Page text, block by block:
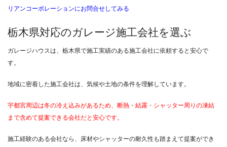
リアンコーポレーションにお問合せしてみる
栃木県対応のガレージ施工会社を選ぶ
ガレージハウスは、栃木県で施工実績のある施工会社に依頼すると安心で
す。
地域に密着した施工会社は、気候や土地の条件を理解しています。
宇都宮周辺は冬の冷え込みがあるため、断熱・結露・シャッター周りの凍結
まで含めて提案できる会社だと安心です。
施工経験のある会社なら、床材やシャッターの耐久性も踏まえて提案ができ